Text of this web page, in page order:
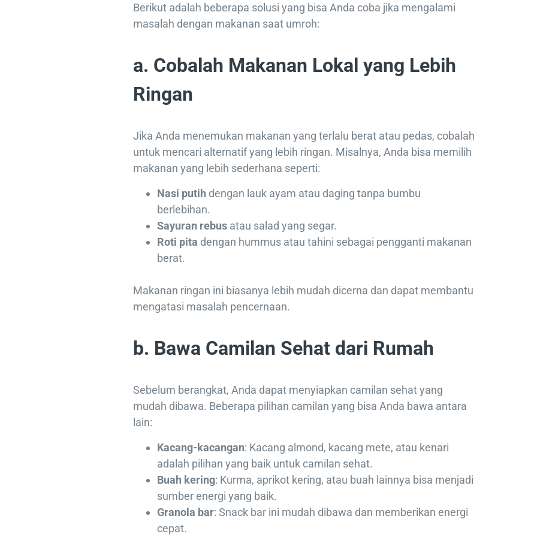
Berikut adalah beberapa solusi yang bisa Anda coba jika mengalami
masalah dengan makanan saat umroh:
a. Cobalah Makanan Lokal yang Lebih
Ringan
Jika Anda menemukan makanan yang terlalu berat atau pedas, cobalah
untuk mencari alternatif yang lebih ringan. Misalnya, Anda bisa memilih
makanan yang lebih sederhana seperti:
Nasi putih dengan lauk ayam atau daging tanpa bumbu
berlebihan.
Sayuran rebus atau salad yang segar.
Roti pita dengan hummus atau tahini sebagai pengganti makanan
berat.
Makanan ringan ini biasanya lebih mudah dicerna dan dapat membantu
mengatasi masalah pencernaan.
b. Bawa Camilan Sehat dari Rumah
Sebelum berangkat, Anda dapat menyiapkan camilan sehat yang
mudah dibawa. Beberapa pilihan camilan yang bisa Anda bawa antara
lain:
Kacang-kacangan: Kacang almond, kacang mete, atau kenari
adalah pilihan yang baik untuk camilan sehat.
Buah kering: Kurma, aprikot kering, atau buah lainnya bisa menjadi
sumber energi yang baik.
Granola bar: Snack bar ini mudah dibawa dan memberikan energi
cepat.